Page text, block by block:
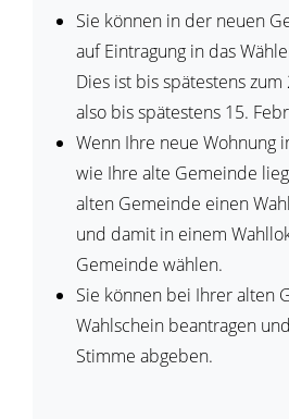
Sie können in der neuen
auf Eintragung in das
Dies ist bis spätestens zum
also bis spätestens 15.
Wenn Ihre neue Wohnung
wie Ihre alte Gemeinde
alten Gemeinde einen
und damit in einem
Gemeinde wählen.
Sie können bei Ihrer alten
Wahlschein beantragen
Stimme abgeben.